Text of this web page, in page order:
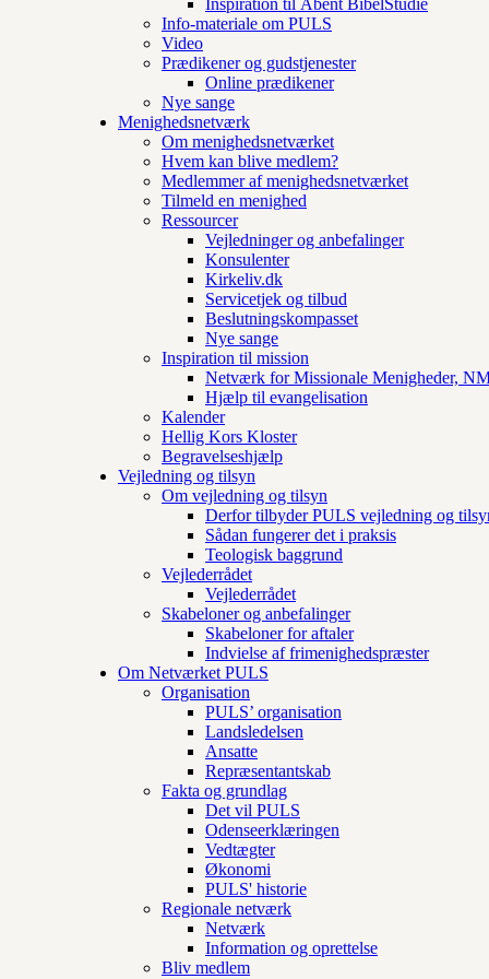
Inspiration til Åbent BibelStudie
Info-materiale om PULS
Video
Prædikener og gudstjenester
Online prædikener
Nye sange
Menighedsnetværk
Om menighedsnetværket
Hvem kan blive medlem?
Medlemmer af menighedsnetværket
Tilmeld en menighed
Ressourcer
Vejledninger og anbefalinger
Konsulenter
Kirkeliv.dk
Servicetjek og tilbud
Beslutningskompasset
Nye sange
Inspiration til mission
Netværk for Missionale Menigheder,
Hjælp til evangelisation
Kalender
Hellig Kors Kloster
Begravelseshjælp
Vejledning og tilsyn
Om vejledning og tilsyn
Derfor tilbyder PULS vejledning og
Sådan fungerer det i praksis
Teologisk baggrund
Vejlederrådet
Vejlederrådet
Skabeloner og anbefalinger
Skabeloner for aftaler
Indvielse af frimenighedspræster
Om Netværket PULS
Organisation
PULS’ organisation
Landsledelsen
Ansatte
Repræsentantskab
Fakta og grundlag
Det vil PULS
Odenseerklæringen
Vedtægter
Økonomi
PULS' historie
Regionale netværk
Netværk
Information og oprettelse
Bliv medlem